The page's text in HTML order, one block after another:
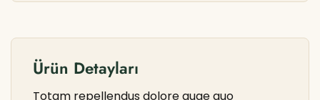
Ürün Detayları
Totam repellendus dolore quae quo